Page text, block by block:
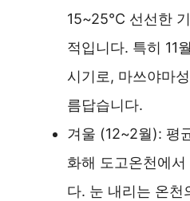
15~25°C 선선한
적입니다. 특히 11
시기로, 마쓰야마
름답습니다.
겨울 (12~2월): 평
화해 도고온천에
다. 눈 내리는 온천